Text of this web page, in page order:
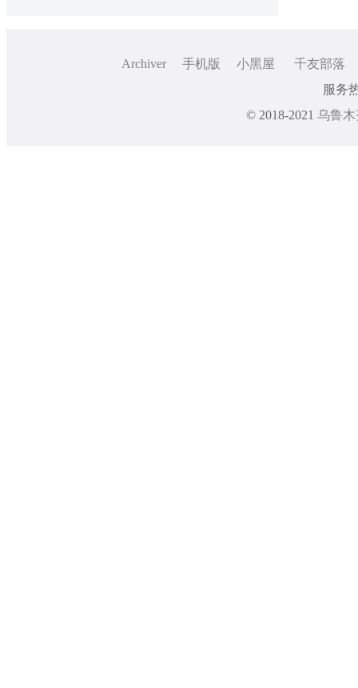
Archiver 手机版 小黑屋
千友部落
服务
© 2018-2021 乌鲁